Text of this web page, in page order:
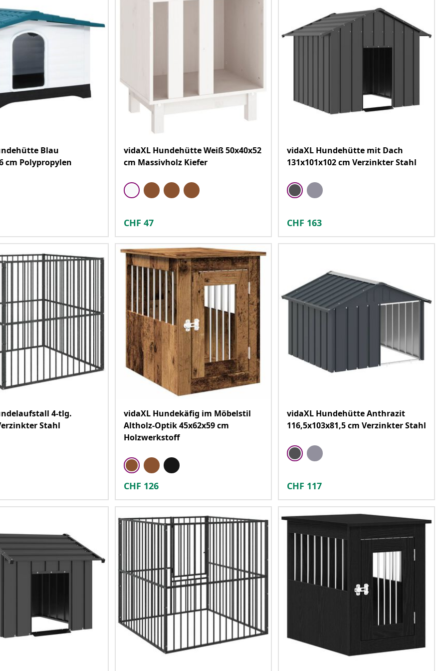
Blau
cm Polypropylen
vidaXL Hundehütte Weiß 50x40x52
cm Massivholz Kiefer
CHF 47
vidaXL Hundehütte mit Dach
131x101x102 cm Verzinkter Stahl
CHF 163
4-tlg.
Stahl
vidaXL Hundekäfig im Möbelstil
Altholz-Optik 45x62x59 cm
Holzwerkstoff
CHF 126
vidaXL Hundehütte Anthrazit
116,5x103x81,5 cm Verzinkter Stahl
CHF 117